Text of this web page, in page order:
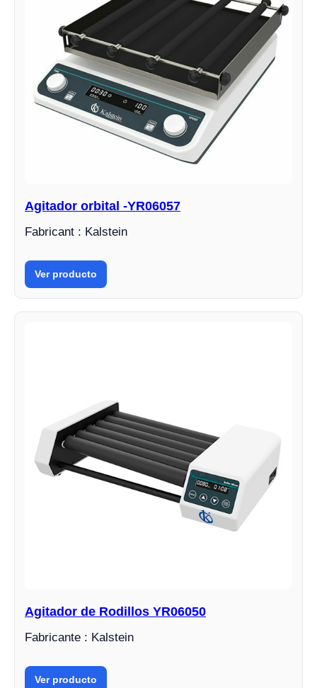
Agitador orbital -YR06057
Fabricant : Kalstein
Ver producto
Agitador de Rodillos YR06050
Fabricante : Kalstein
Ver producto